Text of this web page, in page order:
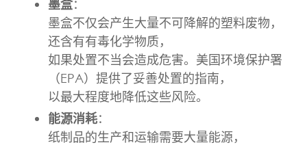
墨盒：
墨盒不仅会产生大量不可降解的塑料废物，
还含有有毒化学物质，
如果处置不当会造成危害。美国环境保护署
（EPA）提供了妥善处置的指南，
以最大程度地降低这些风险。
能源消耗：
纸制品的生产和运输需要大量能源，